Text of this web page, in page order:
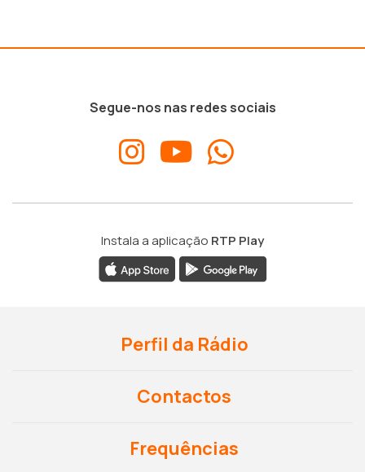
Segue-nos nas redes sociais
Instala a aplicação RTP Play
Perfil da Rádio
Contactos
Frequências